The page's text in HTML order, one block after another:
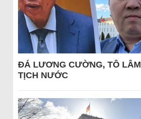
ĐÁ LƯƠNG CƯỜNG, TÔ
TỊCH NƯỚC